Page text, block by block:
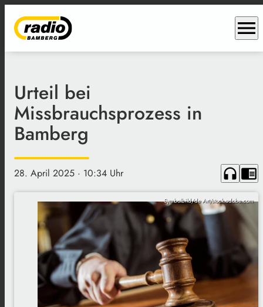
menu
Urteil bei
Missbrauchsprozess in
Bamberg
28. April 2025 · 10:34 Uhr headphones chrome_reader_mode
Symbolbild/de Art/stock.adobe.com